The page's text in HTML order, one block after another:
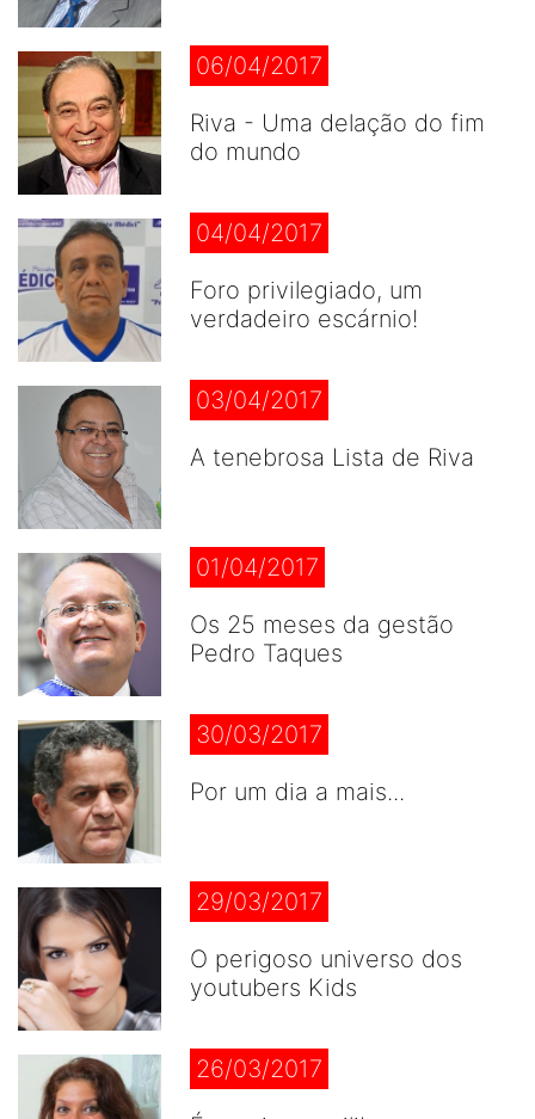
06/04/2017
Riva - Uma delação do fim
do mundo
04/04/2017
Foro privilegiado, um
verdadeiro escárnio!
03/04/2017
A tenebrosa Lista de Riva
01/04/2017
Os 25 meses da gestão
Pedro Taques
30/03/2017
Por um dia a mais...
29/03/2017
O perigoso universo dos
youtubers Kids
26/03/2017